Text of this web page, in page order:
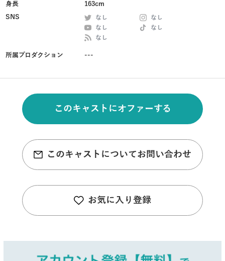
身長
163cm
SNS
なし
なし
なし
なし
なし
所属プロダクション ---
このキャストにオファーする
このキャストについてお問い合わせ
お気に入り登録